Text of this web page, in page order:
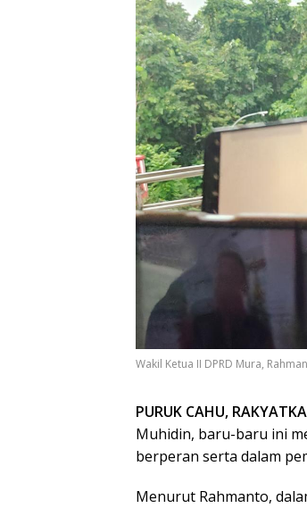
Wakil Ketua II DPRD Mura,
PURUK CAHU,
Muhidin, baru-baru ini
berperan serta dalam
Menurut Rahmanto,